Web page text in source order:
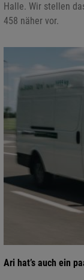
Halle. Wir stellen
458 näher vor.
Ari hat’s auch ein